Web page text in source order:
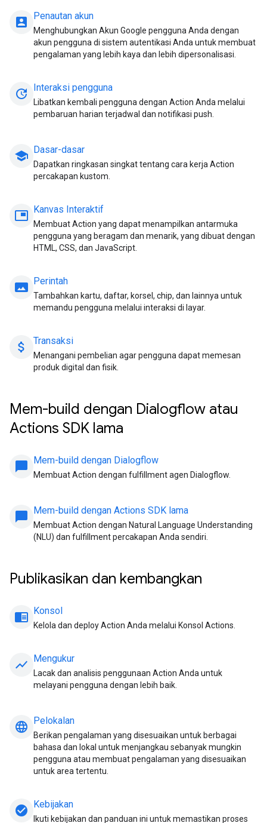
account_box Penautan akun
Menghubungkan Akun Google pengguna Anda dengan
akun pengguna di sistem autentikasi Anda untuk membuat
pengalaman yang lebih kaya dan lebih dipersonalisasi.
update Interaksi pengguna
Libatkan kembali pengguna dengan Action Anda melalui
pembaruan harian terjadwal dan notifikasi push.
school Dasar-dasar
Dapatkan ringkasan singkat tentang cara kerja Action
percakapan kustom.
picture_in_picture Kanvas Interaktif
Membuat Action yang dapat menampilkan antarmuka
pengguna yang beragam dan menarik, yang dibuat dengan
HTML, CSS, dan JavaScript.
panorama Perintah
Tambahkan kartu, daftar, korsel, chip, dan lainnya untuk
memandu pengguna melalui interaksi di layar.
attach_money Transaksi
Menangani pembelian agar pengguna dapat memesan
produk digital dan fisik.
Mem-build dengan Dialogflow atau
Actions SDK lama
chat_bubble Mem-build dengan Dialogflow
Membuat Action dengan fulfillment agen Dialogflow.
chat_bubble Mem-build dengan Actions SDK lama
Membuat Action dengan Natural Language Understanding
(NLU) dan fulfillment percakapan Anda sendiri.
Publikasikan dan kembangkan
chrome_reader_mode Konsol
Kelola dan deploy Action Anda melalui Konsol Actions.
show_chart Mengukur
Lacak dan analisis penggunaan Action Anda untuk
melayani pengguna dengan lebih baik.
language Pelokalan
Berikan pengalaman yang disesuaikan untuk berbagai
bahasa dan lokal untuk menjangkau sebanyak mungkin
pengguna atau membuat pengalaman yang disesuaikan
untuk area tertentu.
check_circle Kebijakan
Ikuti kebijakan dan panduan ini untuk memastikan proses